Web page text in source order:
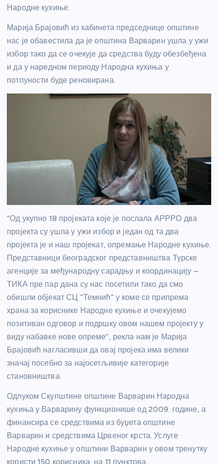
Народне кухиње.
Марија Брајовић из кабинета председнице општине
нас је обавестила да је општина Варварин ушла у ужи
избор тако да се очекује да средства буду обезбеђена
и да у наредном периоду Народна кухиња у
потпуности буде реновирана.
“Од укупно 18 пројеката које је послала АРРРО два
пројекта су ушла у ужи избор и један од та два
пројекта је и наш пројекат, опремање Народне кухиње.
Представници београдског представништва Турске
агенције за међународну сарадњу и координацију –
ТИКА пре пар дана су нас посетили тако да смо
обишли објекат СЦ “Темнић” у коме се припрема
храна за кориснике Народне кухиње и очекујемо
позитиван одговор и подршку овом нашем пројекту у
виду набавке нове опреме”, рекла нам је Марија
Брајовић нагласивши да овај пројека има велики
значај посебно за најосетљивије категорије
становништва.
Одлуком Скупштине општине Варварин Народна
кухиња у Варварину функционише од 2009. године, а
финансира се средствима из буџета општине
Варварин и средствима Црвеног крста. Услуге
Народне кухиње у општини Варварин у овом тренутку
користи 150 корисника, на 11 пунктова.